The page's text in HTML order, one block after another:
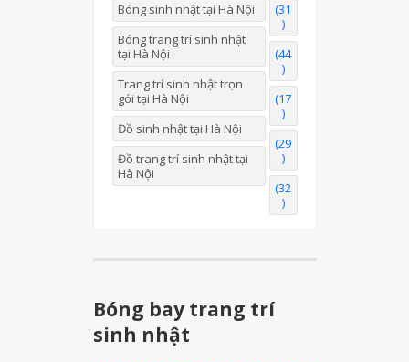
Bóng sinh nhật tại Hà Nội
(31
)
Bóng trang trí sinh nhật
tại Hà Nội
(44
)
Trang trí sinh nhật trọn
gói tại Hà Nội
(17
)
Đồ sinh nhật tại Hà Nội
(29
)
Đồ trang trí sinh nhật tại
Hà Nội
(32
)
Bóng bay trang trí
sinh nhật